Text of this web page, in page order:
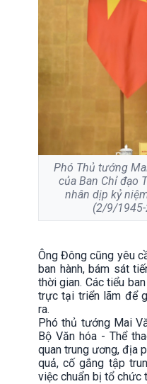
Phó Thủ tướng
của Ban Chỉ đạo
nhân dịp kỷ
(2/9/
Ông Đông cũng yêu
ban hành, bám sát
thời gian. Các tiểu
trực tại triển lãm để
ra.
Phó thủ tướng Mai
Bộ Văn hóa - Thể
quan trung ương, địa
quả, cố gắng tập
việc chuẩn bị tổ chức